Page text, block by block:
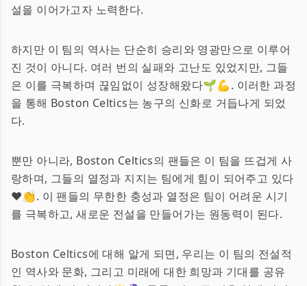
설을 이어가고자 노력한다.
하지만 이 팀의 역사는 단순히 승리와 영광만으로 이루어
진 것이 아니다. 여러 번의 실패와 고난도 있었지만, 그들
은 이를 극복하며 끊임없이 성장해왔다🌱💪. 이러한 과정
을 통해 Boston Celtics는 농구의 신화로 거듭나게 되었
다.
뿐만 아니라, Boston Celtics의 팬들은 이 팀을 뜨겁게 사
랑하며, 그들의 열정과 지지는 팀에게 힘이 되어주고 있다
❤️👏. 이 팬들의 무한한 충성과 열정은 팀이 어려운 시기
를 극복하고, 새로운 전설을 만들어가는 원동력이 된다.
Boston Celtics에 대해 알게 되면, 우리는 이 팀의 전설적
인 역사와 문화, 그리고 미래에 대한 희망과 기대를 공유